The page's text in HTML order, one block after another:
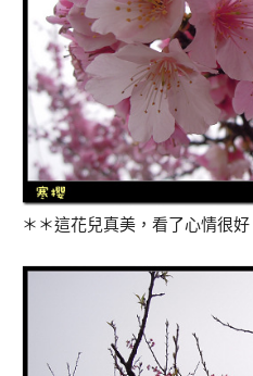
＊＊這花兒真美，看了心情很好